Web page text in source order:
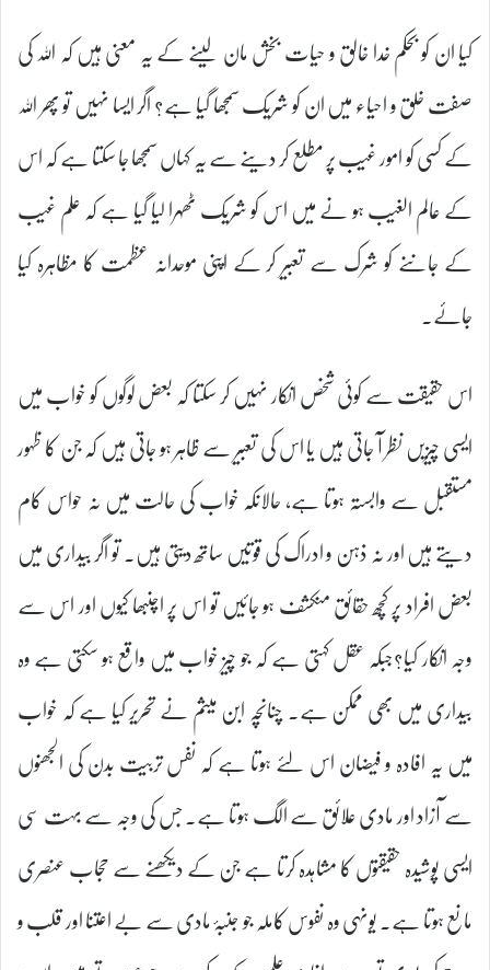
کیا ان کو بحکم خدا خالق و حیات بخش مان لینے کے یہ معنی ہیں کہ اللہ کی
صفت خلق و احیاء میں ان کو شریک سمجھا گیا ہے؟ اگر ایسا نہیں تو پھر اللہ
کے کسی کو امور غیب پر مطلع کر دینے سے یہ کہاں سمجھا جا سکتا ہے کہ اس
کے عالم الغیب ہو نے میں اس کو شریک ٹھہرا لیا گیا ہے کہ علم غیب
کے جاننے کو شرک سے تعبیر کر کے اپنی موحدانہ عظمت کا مظاہرہ کیا
جائے۔
اس حقیقت سے کوئی شخص انکار نہیں کر سکتا کہ بعض لوگوں کو خواب میں
ایسی چیزیں نظر آ جاتی ہیں یا اس کی تعبیر سے ظاہر ہو جاتی ہیں کہ جن کا ظہور
مستقبل سے وابستہ ہوتا ہے، حالانکہ خواب کی حالت میں نہ حواس کام
دیتے ہیں اور نہ ذہن و ادراک کی قوتیں ساتھ دیتی ہیں۔ تو اگر بیداری میں
بعض افراد پر کچھ حقائق منکشف ہو جائیں تو اس پر اچنبھا کیوں اور اس سے
وجہ انکار کیا؟جبکہ عقل کہتی ہے کہ جو چیز خواب میں واقع ہو سکتی ہے وہ
بیداری میں بھی ممکن ہے۔ چنانچہ ابن میثم نے تحریر کیا ہے کہ خواب
میں یہ افادہ و فیضان اس لئے ہوتا ہے کہ نفس تربیت بدن کی الجھنوں
سے آزاد اور مادی علائق سے الگ ہوتا ہے۔ جس کی وجہ سے بہت سی
ایسی پوشیدہ حقیقتوں کا مشاہدہ کرتا ہے جن کے دیکھنے سے حجاب عنصری
مانع ہوتا ہے۔ یونہی وہ نفوس کاملہ جو جنبۂ مادی سے بے اعتنا اور قلب و